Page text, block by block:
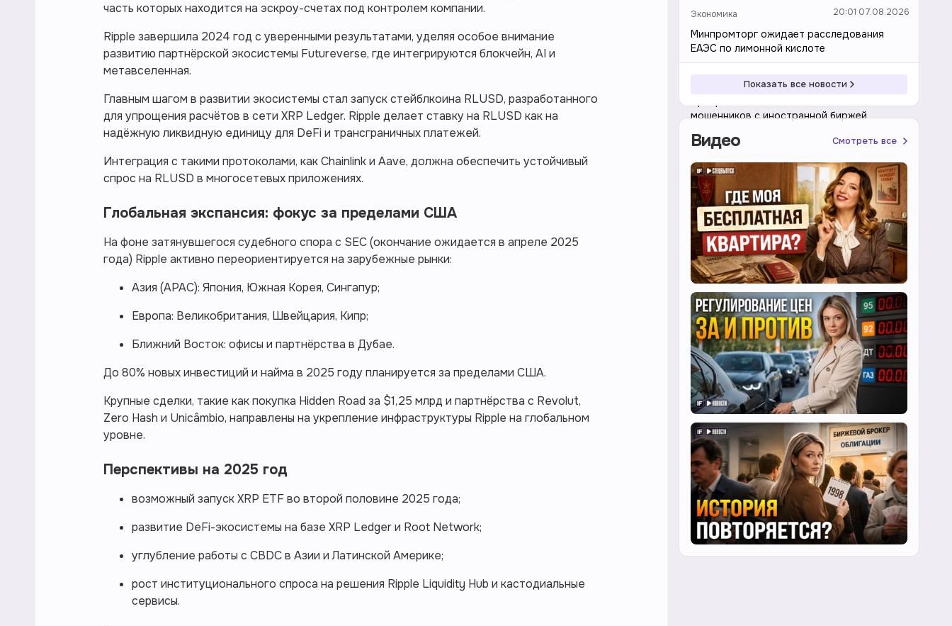
часть которых находится на эскроу-счетах под контролем компании.
Ripple завершила 2024 год с уверенными результатами, уделяя особое внимание
развитию партнёрской экосистемы Futureverse, где интегрируются блокчейн, AI и
метавселенная.
Главным шагом в развитии экосистемы стал запуск стейблкоина RLUSD, разработанного
для упрощения расчётов в сети XRP Ledger. Ripple делает ставку на RLUSD как на
надёжную ликвидную единицу для DeFi и трансграничных платежей.
Интеграция с такими протоколами, как Chainlink и Aave, должна обеспечить устойчивый
спрос на RLUSD в многосетевых приложениях.
Глобальная экспансия: фокус за пределами США
На фоне затянувшегося судебного спора с SEC (окончание ожидается в апреле 2025
года) Ripple активно переориентируется на зарубежные рынки:
Азия (APAC): Япония, Южная Корея, Сингапур;
Европа: Великобритания, Швейцария, Кипр;
Ближний Восток: офисы и партнёрства в Дубае.
До 80% новых инвестиций и найма в 2025 году планируется за пределами США.
Крупные сделки, такие как покупка Hidden Road за $1,25 млрд и партнёрства с Revolut,
Zero Hash и Unicâmbio, направлены на укрепление инфраструктуры Ripple на глобальном
уровне.
Перспективы на 2025 год
возможный запуск XRP ETF во второй половине 2025 года;
развитие DeFi-экосистемы на базе XRP Ledger и Root Network;
углубление работы с CBDC в Азии и Латинской Америке;
рост институционального спроса на решения Ripple Liquidity Hub и кастодиальные
сервисы.
Экономика 20:01 07.08.2026
Минпромторг ожидает расследования
ЕАЭС по лимонной кислоте
Криптовалюта 19:55 07.08.2026
мошенников с иностранной биржей
Показать все новости
Видео Смотреть все